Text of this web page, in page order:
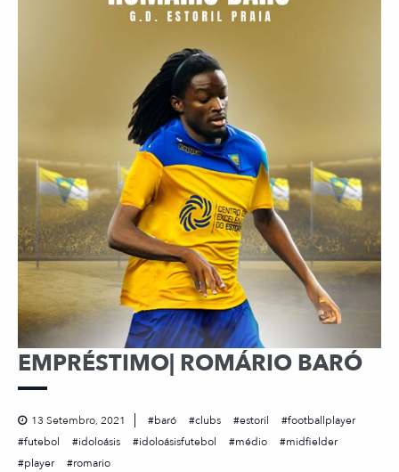
EMPRÉSTIMO| ROMÁRIO BARÓ
13 Setembro, 2021 baró clubs estoril
footballplayer
futebol
idoloásis idoloásisfutebol médio
midfielder
player
romario